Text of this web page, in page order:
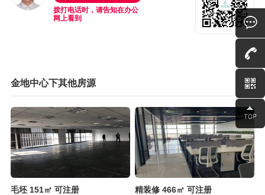
拨打电话时，请告知在办公
网上看到
金地中心下其他房源
毛坯 151㎡ 可注册
精装修 466㎡ 可注册